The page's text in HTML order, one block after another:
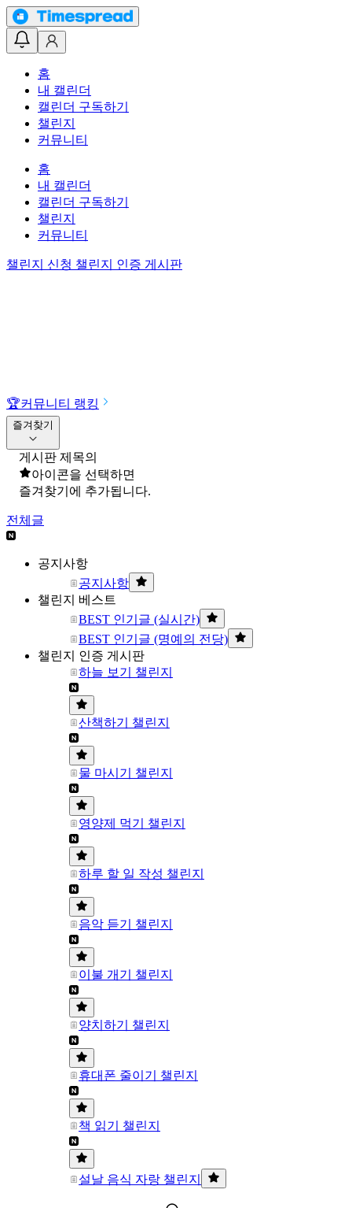
홈
내 캘린더
캘린더 구독하기
챌린지
커뮤니티
홈
내 캘린더
캘린더 구독하기
챌린지
커뮤니티
챌린지 신청 챌린지 인증 게시판
🏆커뮤니티 랭킹
즐겨찾기
게시판 제목의
아이콘을 선택하면
즐겨찾기에 추가됩니다.
전체글
공지사항
공지사항
챌린지 베스트
BEST 인기글 (실시간)
BEST 인기글 (명예의 전당)
챌린지 인증 게시판
하늘 보기 챌린지
산책하기 챌린지
물 마시기 챌린지
영양제 먹기 챌린지
하루 할 일 작성 챌린지
음악 듣기 챌린지
이불 개기 챌린지
양치하기 챌린지
휴대폰 줄이기 챌린지
책 읽기 챌린지
설날 음식 자랑 챌린지